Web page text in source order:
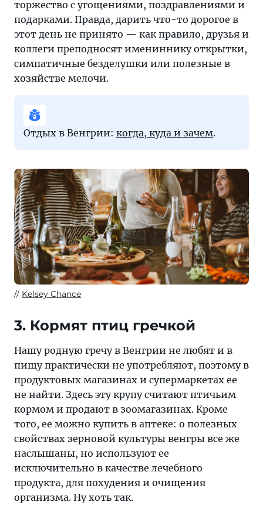
торжество с угощениями, поздравлениями и
подарками. Правда, дарить что-то дорогое в
этот день не принято — как правило, друзья и
коллеги преподносят имениннику открытки,
симпатичные безделушки или полезные в
хозяйстве мелочи.
Отдых в Венгрии: когда, куда и зачем.
Kelsey Chance
3. Кормят птиц гречкой
Нашу родную гречу в Венгрии не любят и в
пищу практически не употребляют, поэтому в
продуктовых магазинах и супермаркетах ее
не найти. Здесь эту крупу считают птичьим
кормом и продают в зоомагазинах. Кроме
того, ее можно купить в аптеке: о полезных
свойствах зерновой культуры венгры все же
наслышаны, но используют ее
исключительно в качестве лечебного
продукта, для похудения и очищения
организма. Ну хоть так.